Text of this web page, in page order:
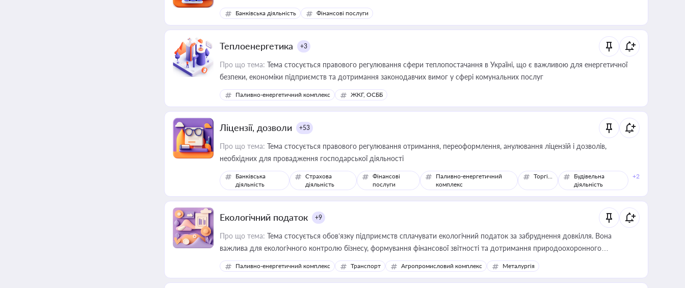
Банківська діяльність Фінансові послуги
Теплоенергетика +3
Про що тема: Тема стосується правового регулювання сфери теплопостачання в Україні, що є важливою для енергетичної
безпеки, економіки підприємств та дотримання законодавчих вимог у сфері комунальних послуг
Паливно-енергетичний комплекс ЖКГ, ОСББ
Ліцензії, дозволи +53
Про що тема: Тема стосується правового регулювання отримання, переоформлення, анулювання ліцензій і дозволів,
необхідних для провадження господарської діяльності
Банківська
діяльність
Страхова
діяльність
Фінансові
послуги
Паливно-енергетичний
комплекс
Торгівля
Будівельна
діяльність
+2
Екологічний податок +9
Про що тема: Тема стосується обов’язку підприємств сплачувати екологічний податок за забруднення довкілля. Вона
важлива для екологічного контролю бізнесу, формування фінансової звітності та дотримання природоохоронного
законодавства
Паливно-енергетичний комплекс Транспорт Агропромисловий комплекс Металургія